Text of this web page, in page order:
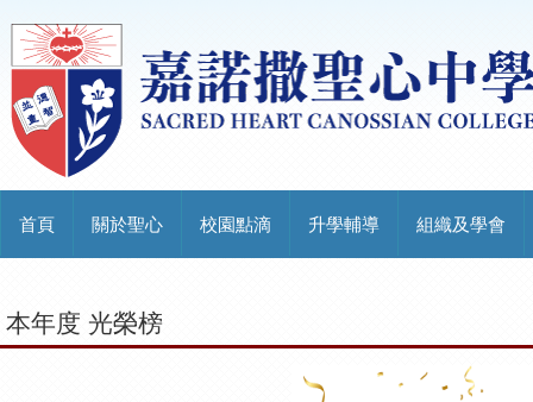
首頁 關於聖心 校園點滴 升學輔導 組織及學會
本年度 光榮榜